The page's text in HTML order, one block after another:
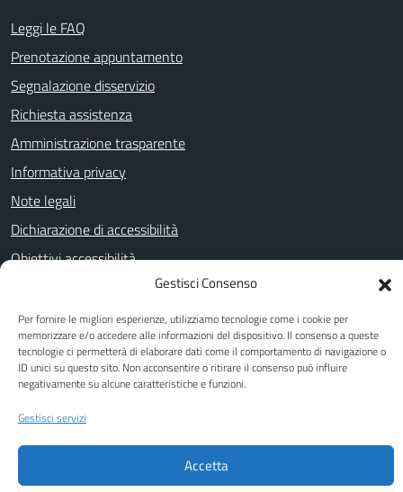
Gestisci Consenso
Per fornire le migliori esperienze, utilizziamo tecnologie come i cookie per
memorizzare e/o accedere alle informazioni del dispositivo. Il consenso a queste
tecnologie ci permetterà di elaborare dati come il comportamento di navigazione o
ID unici su questo sito. Non acconsentire o ritirare il consenso può influire
negativamente su alcune caratteristiche e funzioni.
Gestisci servizi
Accetta
Leggi le FAQ
Prenotazione appuntamento
Segnalazione disservizio
Richiesta assistenza
Amministrazione trasparente
Informativa privacy
Note legali
Dichiarazione di accessibilità
Obiettivi accessibilità
SEGUICI SU
FacebookTwitter YouTube